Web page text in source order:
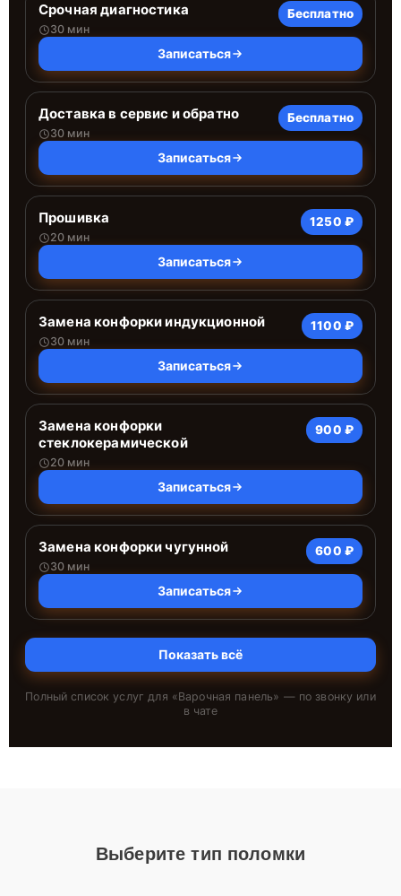
Срочная диагностика
30 мин
Бесплатно
Записаться
Доставка в сервис и обратно
30 мин
Бесплатно
Записаться
Прошивка
20 мин
1250 ₽
Записаться
Замена конфорки индукционной
30 мин
1100 ₽
Записаться
Замена конфорки
стеклокерамической
20 мин
900 ₽
Записаться
Замена конфорки чугунной
30 мин
600 ₽
Записаться
Показать всё
Полный список услуг для «Варочная панель» — по звонку или
в чате
Выберите тип поломки